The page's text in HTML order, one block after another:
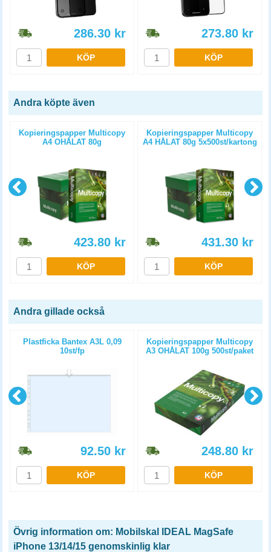
286.30 kr
KÖP
273.80 kr
KÖP
Andra köpte även
Kopieringspapper Multicopy
A4 OHÅLAT 80g
423.80 kr
KÖP
Kopieringspapper Multicopy
A4 HÅLAT 80g 5x500st/kartong
431.30 kr
KÖP
Andra gillade också
Plastficka Bantex A3L 0,09
10st/fp
92.50 kr
KÖP
Kopieringspapper Multicopy
A3 OHÅLAT 100g 500st/paket
248.80 kr
KÖP
Övrig information om: Mobilskal IDEAL MagSafe
iPhone 13/14/15 genomskinlig klar